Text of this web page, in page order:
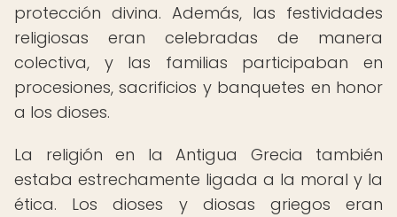
protección divina. Además, las festividades
religiosas eran celebradas de manera
colectiva, y las familias participaban en
procesiones, sacrificios y banquetes en honor
a los dioses.
La religión en la Antigua Grecia también
estaba estrechamente ligada a la moral y la
ética. Los dioses y diosas griegos eran